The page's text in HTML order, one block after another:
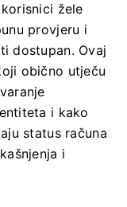
žele
provjeru i
dostupan. Ovaj
obično utječu
i kako
status računa
i